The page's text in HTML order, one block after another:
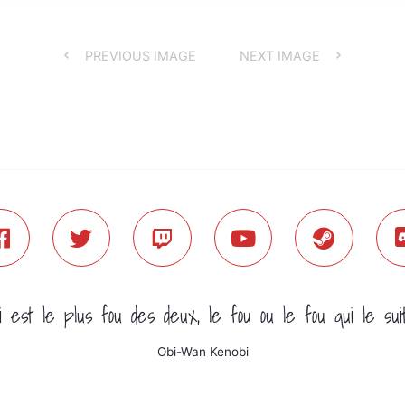
PREVIOUS IMAGE NEXT IMAGE
est le plus fou des deux, le fou ou le fou qui le
Obi-Wan Kenobi